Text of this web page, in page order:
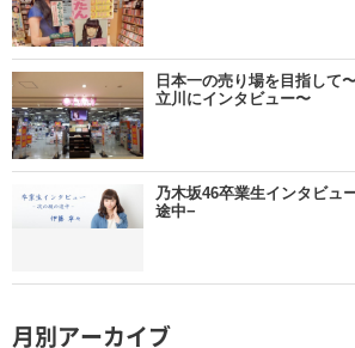
日本一の売り場を目指して
立川にインタビュー〜
乃木坂46卒業生インタビ
途中−
月別アーカイブ